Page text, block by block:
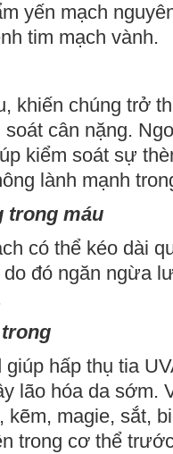
yến mạch
tim mạch vành.
khiến chúng trở
cân nặng.
kiểm soát sự
lành mạnh
trong máu
có thể kéo dài
do đó ngăn ngừa
hấp thụ tia
lão hóa da sớm.
magie, sắt,
trong cơ thể